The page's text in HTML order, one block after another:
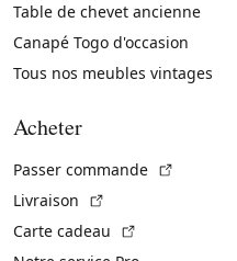
Table de chevet ancienne
Canapé Togo d'occasion
Tous nos meubles vintages
Acheter
Passer commande
Livraison
Carte cadeau